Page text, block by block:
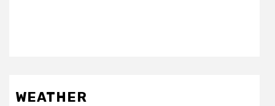
WEATHER